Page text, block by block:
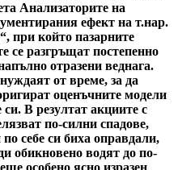
Анализаторите на
ефект на т.нар.
при който пазарните
се разгръщат постепенно
отразени веднага.
от време, за да
оценъчните модели
В резултат акциите с
по-силни спадове,
себе си биха оправдали,
обикновено водят до по-
особено ясно изразен